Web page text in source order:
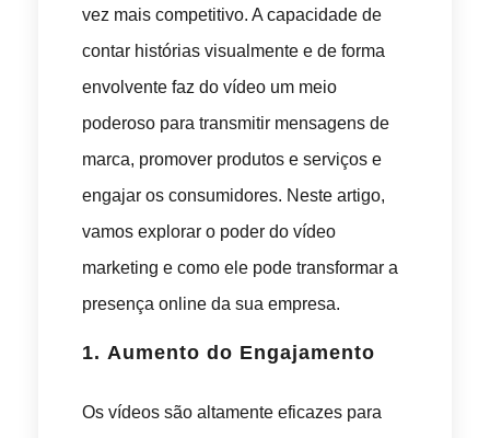
vez mais competitivo. A capacidade de
contar histórias visualmente e de forma
envolvente faz do vídeo um meio
poderoso para transmitir mensagens de
marca, promover produtos e serviços e
engajar os consumidores. Neste artigo,
vamos explorar o poder do vídeo
marketing e como ele pode transformar a
presença online da sua empresa.
1. Aumento do Engajamento
Os vídeos são altamente eficazes para